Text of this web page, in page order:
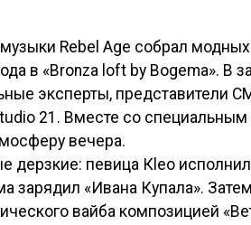
Rebel Age собрал
в «Bronza loft by Bogema». В
эксперты, представители
21. Вместе со
вечера.
дерзкие: певица Кleo
зарядил «Ивана Купала».
вайба композицией